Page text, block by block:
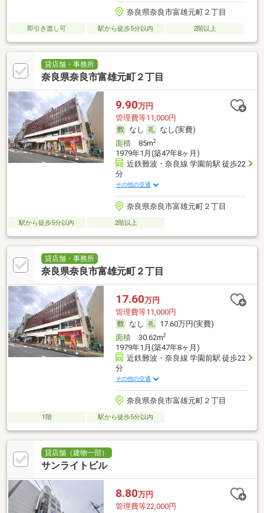
奈良県奈良市富雄元町２丁目
即引き渡し可 駅から徒歩5分以内 2階以上
貸店舗・事務所
奈良県奈良市富雄元町２丁目
9.90万円
管理費等11,000円
なし
なし(実費)
面積85m2
1979年1月(築47年8ヶ月)
近鉄難波・奈良線 学園前駅 徒歩22
分
その他の交通
奈良県奈良市富雄元町２丁目
駅から徒歩5分以内 2階以上
貸店舗・事務所
奈良県奈良市富雄元町２丁目
17.60万円
管理費等11,000円
なし
17.60万円(実費)
面積30.62m2
1979年1月(築47年8ヶ月)
近鉄難波・奈良線 学園前駅 徒歩22
分
その他の交通
奈良県奈良市富雄元町２丁目
1階 駅から徒歩5分以内
貸店舗（建物一部）
サンライトビル
8.80万円
管理費等22,000円